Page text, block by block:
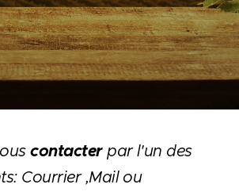
contacterpar l'un des
Courrier ,Mail ou